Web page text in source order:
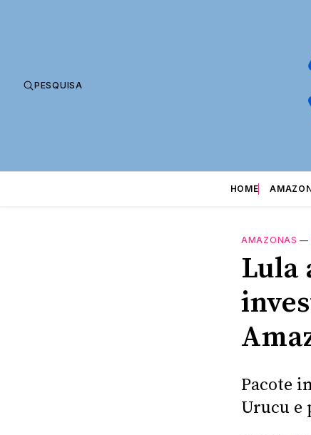
PESQUISA
HOME
AMAZONAS —
Lula
Pacote
Urucu e